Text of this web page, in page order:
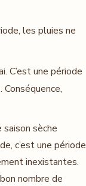
les pluies ne
C’est une période
sèche
c’est une période
inexistantes.
nombre de